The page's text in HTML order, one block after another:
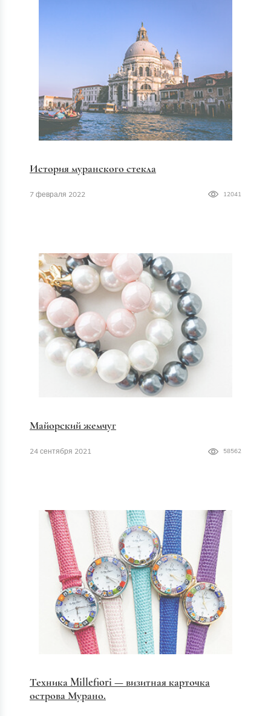
История муранского стекла
7 февраля 2022 12041
Майорский жемчуг
24 сентября 2021 58562
Техника Millefiori — визитная карточка
острова Мурано.